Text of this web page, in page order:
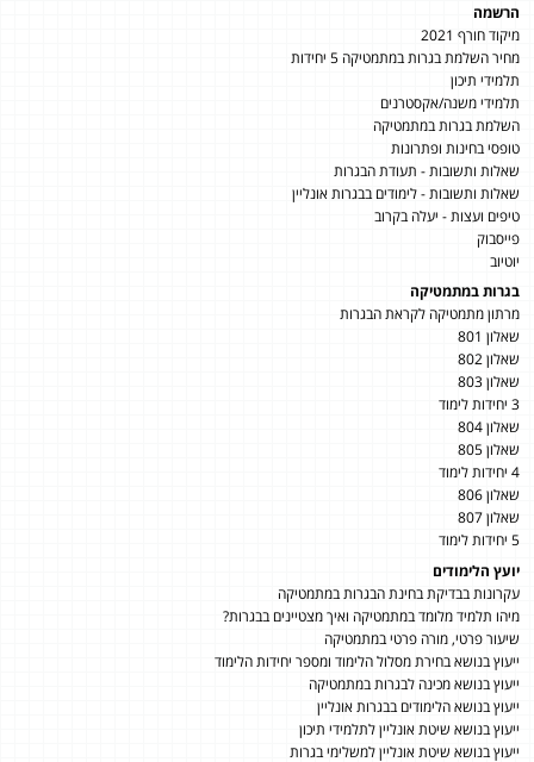
הרשמה
מיקוד חורף 2021
מחיר השלמת בגרות במתמטיקה 5 יחידות
תלמידי תיכון
תלמידי משנה/אקסטרנים
השלמת בגרות במתמטיקה
טופסי בחינות ופתרונות
שאלות ותשובות - תעודת הבגרות
שאלות ותשובות - לימודים בבגרות אונליין
טיפים ועצות - יעלה בקרוב
פייסבוק
יוטיוב
בגרות במתמטיקה
מרתון מתמטיקה לקראת הבגרות
שאלון 801
שאלון 802
שאלון 803
3 יחידות לימוד
שאלון 804
שאלון 805
4 יחידות לימוד
שאלון 806
שאלון 807
5 יחידות לימוד
יועץ הלימודים
עקרונות בבדיקת בחינת הבגרות במתמטיקה
מיהו תלמיד מלומד במתמטיקה ואיך מצטיינים בבגרות?
שיעור פרטי, מורה פרטי במתמטיקה
ייעוץ בנושא בחירת מסלול הלימוד ומספר יחידות הלימוד
ייעוץ בנושא מכינה לבגרות במתמטיקה
ייעוץ בנושא הלימודים בבגרות אונליין
ייעוץ בנושא שיטת אונליין לתלמידי תיכון
ייעוץ בנושא שיטת אונליין למשלימי בגרות